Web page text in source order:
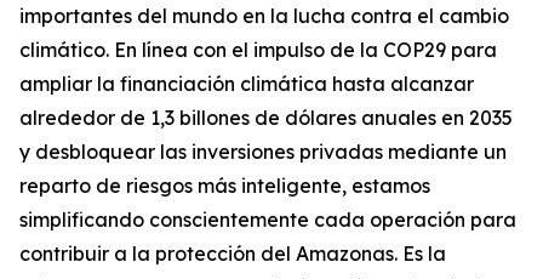
importantes del mundo en la lucha contra el cambio
climático. En línea con el impulso de la COP29 para
ampliar la financiación climática hasta alcanzar
alrededor de 1,3 billones de dólares anuales en 2035
y desbloquear las inversiones privadas mediante un
reparto de riesgos más inteligente, estamos
simplificando conscientemente cada operación para
contribuir a la protección del Amazonas. Es la